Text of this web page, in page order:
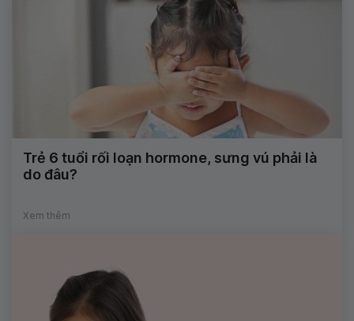
Trẻ 6 tuổi rối loạn hormone, sưng vú phải là
do đâu?
Xem thêm